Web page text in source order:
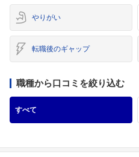
やりがい
転職後のギャップ
職種から口コミを絞り込む
すべて